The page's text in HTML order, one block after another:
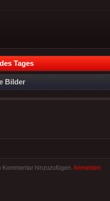
Tages
Bilder
Kommentar hinzuzufügen. Anmelden